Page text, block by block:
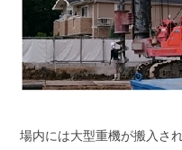
場内には大型重機が搬入さ